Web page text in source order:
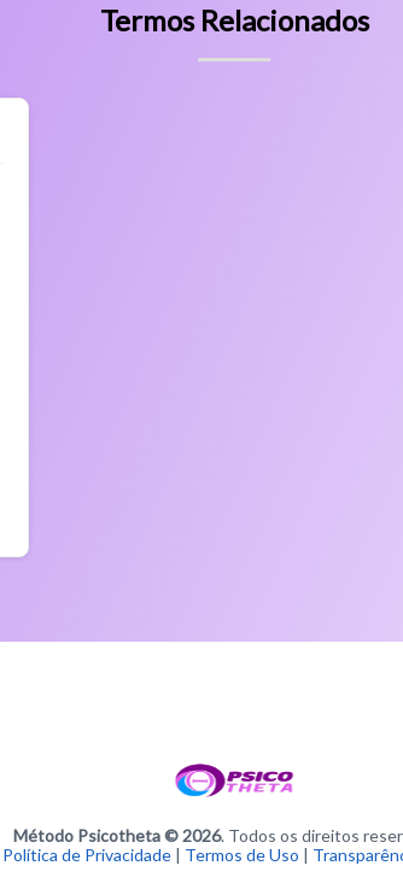
Termos Relacionados
Método Psicotheta © 2026. Todos os direitos
Política de Privacidade| Termos de Uso |